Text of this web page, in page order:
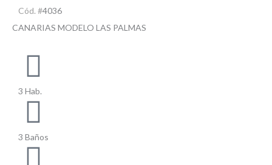
Cód. #4036
CANARIAS MODELO LAS PALMAS
3 Hab.
3 Baños